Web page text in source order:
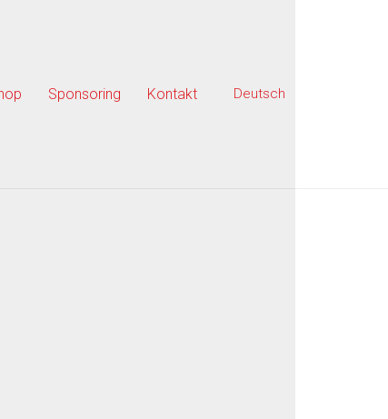
Sponsoring Kontakt Deutsch